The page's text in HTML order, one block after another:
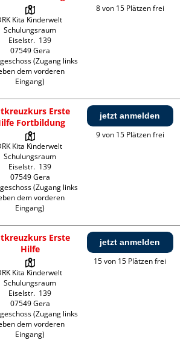
Kita Kinderwelt
Schulungsraum
Eiselstr.  139
07549 Gera
(Zugang links
dem vorderen
Eingang)
8 von 15 Plätzen frei
Erste
Fortbildung
Kita Kinderwelt
Schulungsraum
Eiselstr.  139
07549 Gera
(Zugang links
dem vorderen
Eingang)
jetzt anmelden
9 von 15 Plätzen frei
Erste
Hilfe
Kita Kinderwelt
Schulungsraum
Eiselstr.  139
07549 Gera
(Zugang links
dem vorderen
Eingang)
jetzt anmelden
15 von 15 Plätzen frei